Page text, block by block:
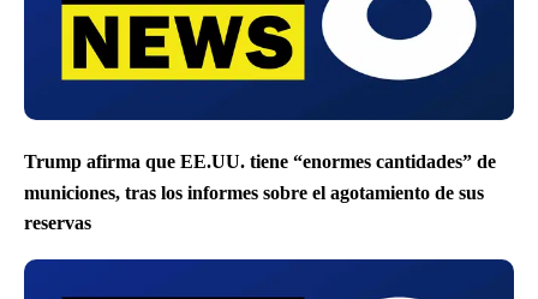
Trump afirma que EE.UU. tiene “enormes cantidades” de
municiones, tras los informes sobre el agotamiento de sus
reservas